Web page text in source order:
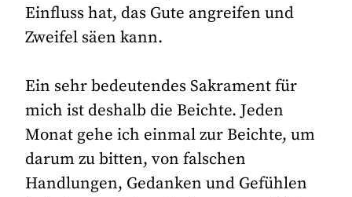
Einfluss hat, das Gute angreifen und
Zweifel säen kann.
Ein sehr bedeutendes Sakrament für
mich ist deshalb die Beichte. Jeden
Monat gehe ich einmal zur Beichte, um
darum zu bitten, von falschen
Handlungen, Gedanken und Gefühlen